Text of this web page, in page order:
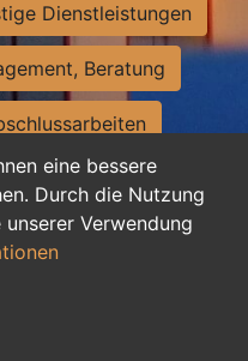
eine bessere
Durch die Nutzung
Verwendung
Dienstleistungen
Beratung
Sekretariat
Ausbildung